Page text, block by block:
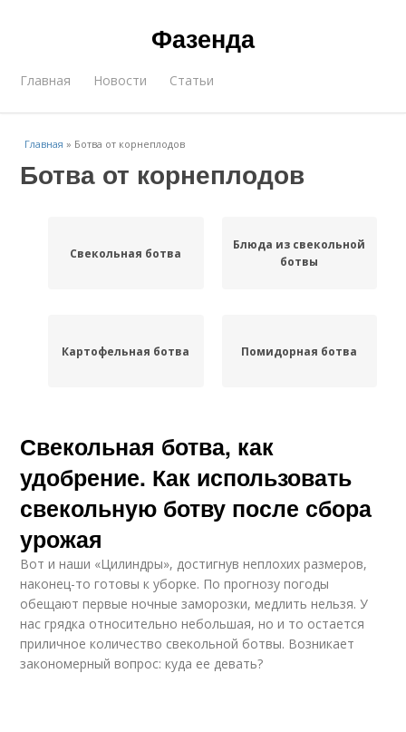
Фазенда
Главная Новости Статьи
Главная » Ботва от корнеплодов
Ботва от корнеплодов
Свекольная ботва
Блюда из свекольной
ботвы
Картофельная ботва Помидорная ботва
Свекольная ботва, как
удобрение. Как использовать
свекольную ботву после сбора
урожая
Вот и наши «Цилиндры», достигнув неплохих размеров,
наконец-то готовы к уборке. По прогнозу погоды
обещают первые ночные заморозки, медлить нельзя. У
нас грядка относительно небольшая, но и то остается
приличное количество свекольной ботвы. Возникает
закономерный вопрос: куда ее девать?